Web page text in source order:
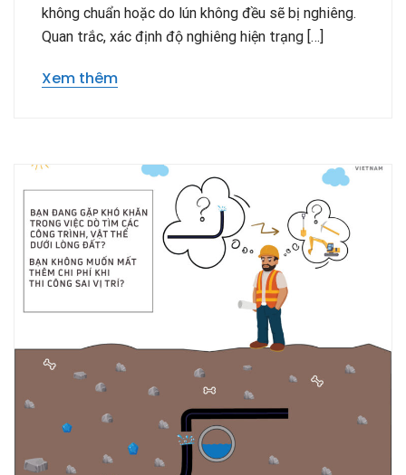
không chuẩn hoặc do lún không đều sẽ bị nghiêng.
Quan trắc, xác định độ nghiêng hiện trạng […]
Xem thêm